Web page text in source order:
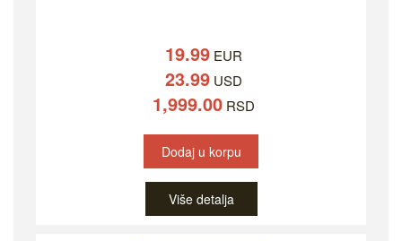
19.99EUR
23.99USD
1,999.00RSD
Dodaj u korpu
Više detalja